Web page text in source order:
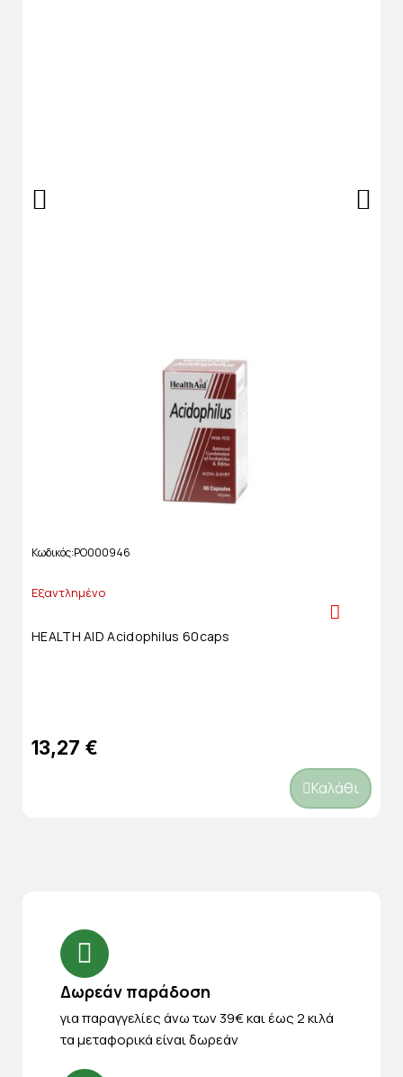
Κωδικός PO000946
Εξαντλημένο
HEALTH AID Acidophilus 60caps
13,27 €
Καλάθι
Δωρεάν παράδοση
για παραγγελίες άνω των 39€ και έως 2 κιλά
τα μεταφορικά είναι δωρεάν